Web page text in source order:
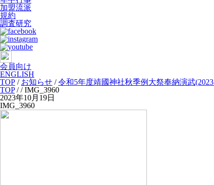
加盟流派
規約
調査研究
会員向け
ENGLISH
TOP / お知らせ /令和5年度靖國神社秋季例大祭奉納演武
TOP// IMG_3960
2023年10月19日
IMG_3960